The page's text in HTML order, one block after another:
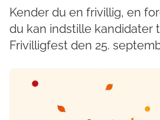
Kender du en frivillig, en
du kan indstille kandidater
Frivilligfest den 25.